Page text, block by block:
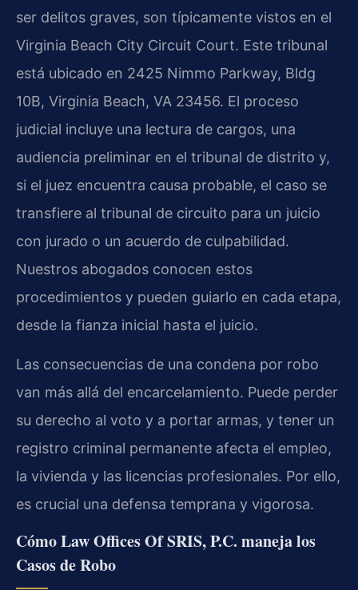
ser delitos graves, son típicamente vistos en el
Virginia Beach City Circuit Court. Este tribunal
está ubicado en 2425 Nimmo Parkway, Bldg
10B, Virginia Beach, VA 23456. El proceso
judicial incluye una lectura de cargos, una
audiencia preliminar en el tribunal de distrito y,
si el juez encuentra causa probable, el caso se
transfiere al tribunal de circuito para un juicio
con jurado o un acuerdo de culpabilidad.
Nuestros abogados conocen estos
procedimientos y pueden guiarlo en cada etapa,
desde la fianza inicial hasta el juicio.
Las consecuencias de una condena por robo
van más allá del encarcelamiento. Puede perder
su derecho al voto y a portar armas, y tener un
registro criminal permanente afecta el empleo,
la vivienda y las licencias profesionales. Por ello,
es crucial una defensa temprana y vigorosa.
Cómo Law Offices Of SRIS, P.C. maneja los
Casos de Robo